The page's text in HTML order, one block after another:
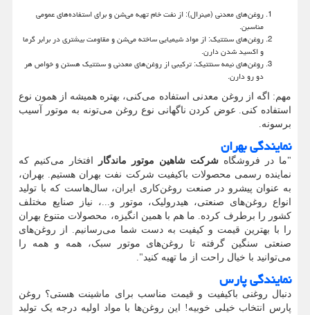
روغن‌های معدنی (مینرال): از نفت خام تهیه می‌شن و برای استفاده‌های عمومی
مناسبن.
روغن‌های سنتتیک: از مواد شیمیایی ساخته می‌شن و مقاومت بیشتری در برابر گرما
و اکسید شدن دارن.
روغن‌های نیمه سنتتیک: ترکیبی از روغن‌های معدنی و سنتتیک هستن و خواص هر
دو رو دارن.
مهم: اگه از روغن معدنی استفاده می‌کنی، بهتره همیشه از همون نوع
استفاده کنی. عوض کردن ناگهانی نوع روغن می‌تونه به موتور آسیب
برسونه.
نمایندگی بهران
"ما در فروشگاه شرکت شاهین موتور ماندگار
افتخار می‌کنیم که
نماینده رسمی محصولات باکیفیت شرکت نفت بهران هستیم. بهران،
به عنوان پیشرو در صنعت روغن‌کاری ایران، سال‌هاست که با تولید
انواع روغن‌های صنعتی، هیدرولیک، موتور و...، نیاز صنایع مختلف
کشور را برطرف کرده. ما هم با همین انگیزه، محصولات متنوع بهران
را با بهترین قیمت و کیفیت به دست شما می‌رسانیم. از روغن‌های
صنعتی سنگین گرفته تا روغن‌های موتور سبک، همه و همه را
می‌توانید با خیال راحت از ما تهیه کنید ."
نمایندگی پارس
دنبال روغنی باکیفیت و قیمت مناسب برای ماشینت هستی؟ روغن
پارس انتخاب خیلی خوبیه! این روغن‌ها با مواد اولیه درجه یک تولید